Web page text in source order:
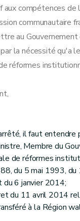
compétences
communautaire
au
la nécessité qu'a
réformes
il faut entendre
Membre du
de réformes
du 5 mai 1993,
6 janvier 2014;
du 11 avril 2014
à la Région